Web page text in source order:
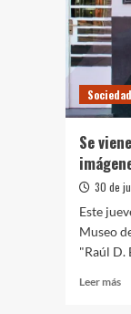
Sociedad
Se
30 de
Este
Museo
"Raúl D.
Leer más